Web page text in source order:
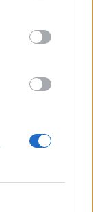
Stadium
Jersey